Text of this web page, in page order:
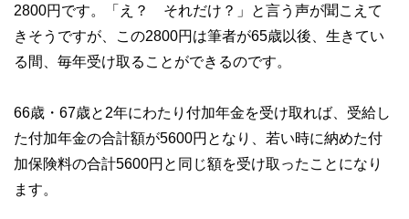
2800円です。「え？ それだけ？」と言う声が聞こえて
きそうですが、この2800円は筆者が65歳以後、生きてい
る間、毎年受け取ることができるのです。
66歳・67歳と2年にわたり付加年金を受け取れば、受給し
た付加年金の合計額が5600円となり、若い時に納めた付
加保険料の合計5600円と同じ額を受け取ったことになり
ます。